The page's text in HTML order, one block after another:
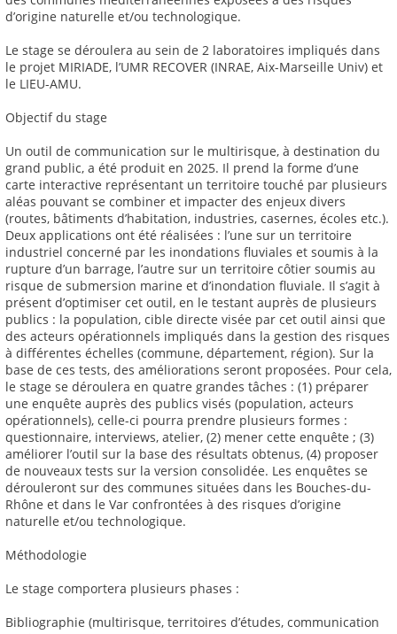
d’origine naturelle et/ou technologique.
Le stage se déroulera au sein de 2 laboratoires impliqués dans
le projet MIRIADE, l’UMR RECOVER (INRAE, Aix-Marseille Univ) et
le LIEU-AMU.
Objectif du stage
Un outil de communication sur le multirisque, à destination du
grand public, a été produit en 2025. Il prend la forme d’une
carte interactive représentant un territoire touché par plusieurs
aléas pouvant se combiner et impacter des enjeux divers
(routes, bâtiments d’habitation, industries, casernes, écoles etc.).
Deux applications ont été réalisées : l’une sur un territoire
industriel concerné par les inondations fluviales et soumis à la
rupture d’un barrage, l’autre sur un territoire côtier soumis au
risque de submersion marine et d’inondation fluviale. Il s’agit à
présent d’optimiser cet outil, en le testant auprès de plusieurs
publics : la population, cible directe visée par cet outil ainsi que
des acteurs opérationnels impliqués dans la gestion des risques
à différentes échelles (commune, département, région). Sur la
base de ces tests, des améliorations seront proposées. Pour cela,
le stage se déroulera en quatre grandes tâches : (1) préparer
une enquête auprès des publics visés (population, acteurs
opérationnels), celle-ci pourra prendre plusieurs formes :
questionnaire, interviews, atelier, (2) mener cette enquête ; (3)
améliorer l’outil sur la base des résultats obtenus, (4) proposer
de nouveaux tests sur la version consolidée. Les enquêtes se
dérouleront sur des communes situées dans les Bouches-du-
Rhône et dans le Var confrontées à des risques d’origine
naturelle et/ou technologique.
Méthodologie
Le stage comportera plusieurs phases :
Bibliographie (multirisque, territoires d’études, communication